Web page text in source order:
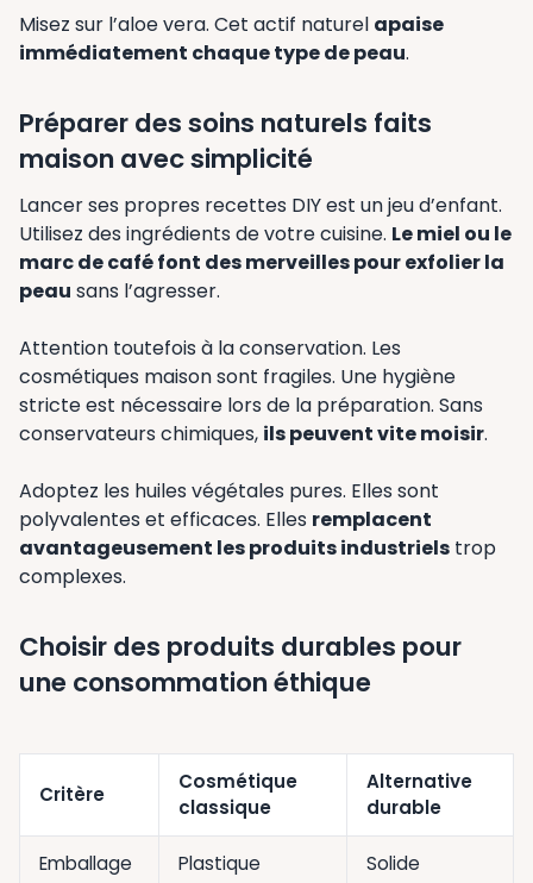
Misez sur l’aloe vera. Cet actif naturel apaise
immédiatement chaque type de peau.
Préparer des soins naturels faits
maison avec simplicité
Lancer ses propres recettes DIY est un jeu d’enfant.
Utilisez des ingrédients de votre cuisine. Le miel ou le
marc de café font des merveilles pour exfolier la
peau sans l’agresser.
Attention toutefois à la conservation. Les
cosmétiques maison sont fragiles. Une hygiène
stricte est nécessaire lors de la préparation. Sans
conservateurs chimiques, ils peuvent vite moisir.
Adoptez les huiles végétales pures. Elles sont
polyvalentes et efficaces. Elles remplacent
avantageusement les produits industriels trop
complexes.
Choisir des produits durables pour
une consommation éthique
Critère
Cosmétique
classique
Alternative
durable
Emballage Plastique Solide